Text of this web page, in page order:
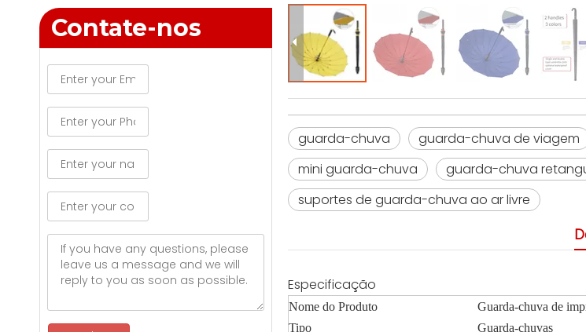
Contate-nos
guarda-chuva guarda-chuva de viagem
mini guarda-chuva
guarda-chuva
suportes de guarda-chuva ao ar livre
Especificação
Nome do Produto
Guarda-chuva de
Tipo
Guarda-chuvas